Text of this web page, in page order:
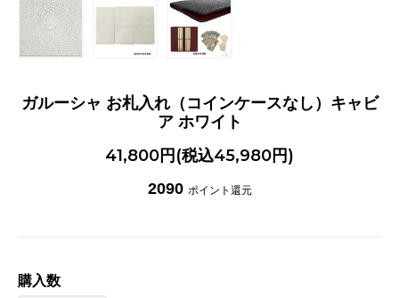
ガルーシャ お札入れ（コインケースなし）キャビ
ア ホワイト
41,800円(税込45,980円)
2090 ポイント還元
購入数